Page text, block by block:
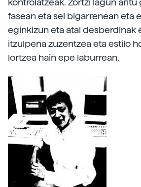
kontrolatzeak. Zortzi lagun aritu
fasean eta sei bigarrenean eta
eginkizun eta atal desberdinak
itzulpena zuzentzea eta estilo
lortzea hain epe laburrean.